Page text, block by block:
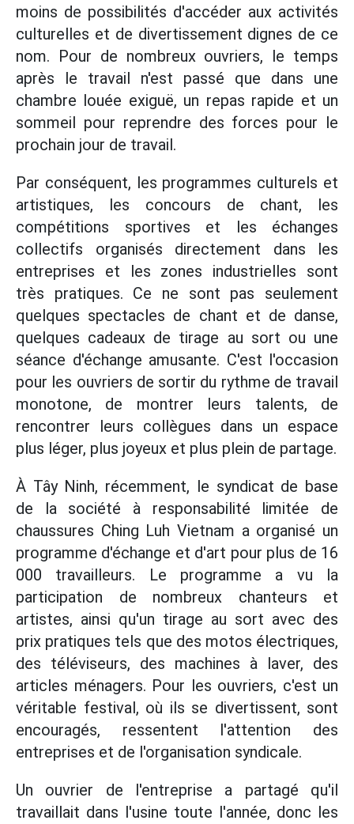
moins de possibilités d'accéder aux activités
culturelles et de divertissement dignes de ce
nom. Pour de nombreux ouvriers, le temps
après le travail n'est passé que dans une
chambre louée exiguë, un repas rapide et un
sommeil pour reprendre des forces pour le
prochain jour de travail.
Par conséquent, les programmes culturels et
artistiques, les concours de chant, les
compétitions sportives et les échanges
collectifs organisés directement dans les
entreprises et les zones industrielles sont
très pratiques. Ce ne sont pas seulement
quelques spectacles de chant et de danse,
quelques cadeaux de tirage au sort ou une
séance d'échange amusante. C'est l'occasion
pour les ouvriers de sortir du rythme de travail
monotone, de montrer leurs talents, de
rencontrer leurs collègues dans un espace
plus léger, plus joyeux et plus plein de partage.
À Tây Ninh, récemment, le syndicat de base
de la société à responsabilité limitée de
chaussures Ching Luh Vietnam a organisé un
programme d'échange et d'art pour plus de 16
000 travailleurs. Le programme a vu la
participation de nombreux chanteurs et
artistes, ainsi qu'un tirage au sort avec des
prix pratiques tels que des motos électriques,
des téléviseurs, des machines à laver, des
articles ménagers. Pour les ouvriers, c'est un
véritable festival, où ils se divertissent, sont
encouragés, ressentent l'attention des
entreprises et de l'organisation syndicale.
Un ouvrier de l'entreprise a partagé qu'il
travaillait dans l'usine toute l'année, donc les